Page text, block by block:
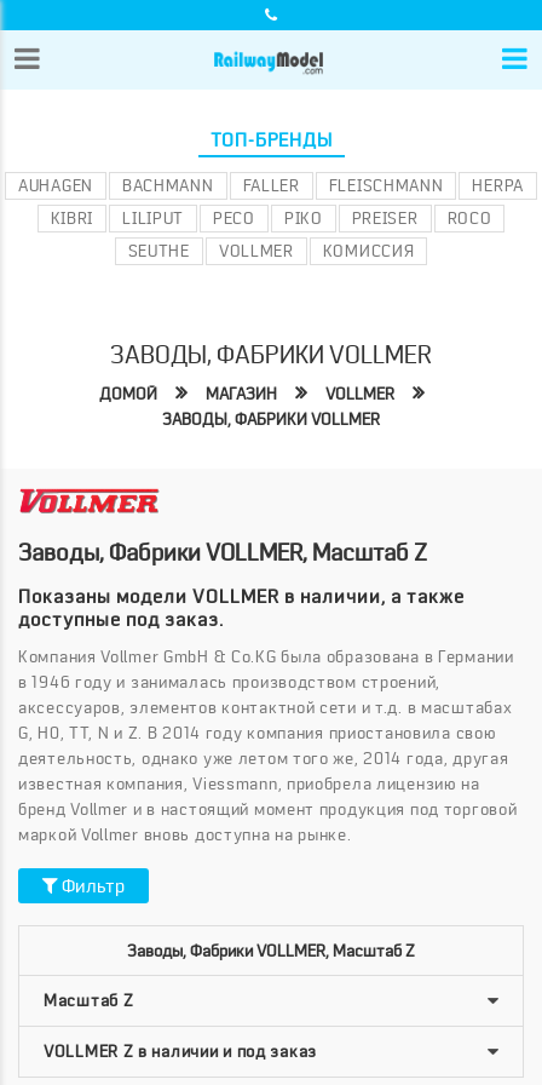
ТОП-БРЕНДЫ
AUHAGEN BACHMANN FALLER FLEISCHMANN
HERPA
KIBRI
LILIPUT PECO PIKO PREISER
ROCO
SEUTHE
VOLLMER КОМИССИЯ
ЗАВОДЫ, ФАБРИКИ VOLLMER
ДОМОЙ МАГАЗИН
VOLLMER
ЗАВОДЫ, ФАБРИКИ VOLLMER
Заводы, Фабрики VOLLMER, Масштаб Z
Показаны модели VOLLMER в наличии, а также
доступные под заказ.
Компания Vollmer GmbH & Co.KG была образована в Германии
в 1946 году и занималась производством строений,
аксессуаров, элементов контактной сети и т.д. в масштабах
G, H0, TT, N и Z. В 2014 году компания приостановила свою
деятельность, однако уже летом того же, 2014 года, другая
известная компания, Viessmann, приобрела лицензию на
бренд Vollmer и в настоящий момент продукция под торговой
маркой Vollmer вновь доступна на рынке.
Фильтр
Заводы, Фабрики VOLLMER, Масштаб Z